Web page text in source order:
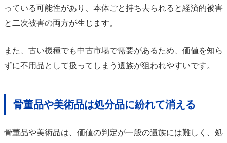
っている可能性があり、本体ごと持ち去られると経済的被害
と二次被害の両方が生じます。
また、古い機種でも中古市場で需要があるため、価値を知ら
ずに不用品として扱ってしまう遺族が狙われやすいです。
骨董品や美術品は処分品に紛れて消える
骨董品や美術品は、価値の判定が一般の遺族には難しく、処